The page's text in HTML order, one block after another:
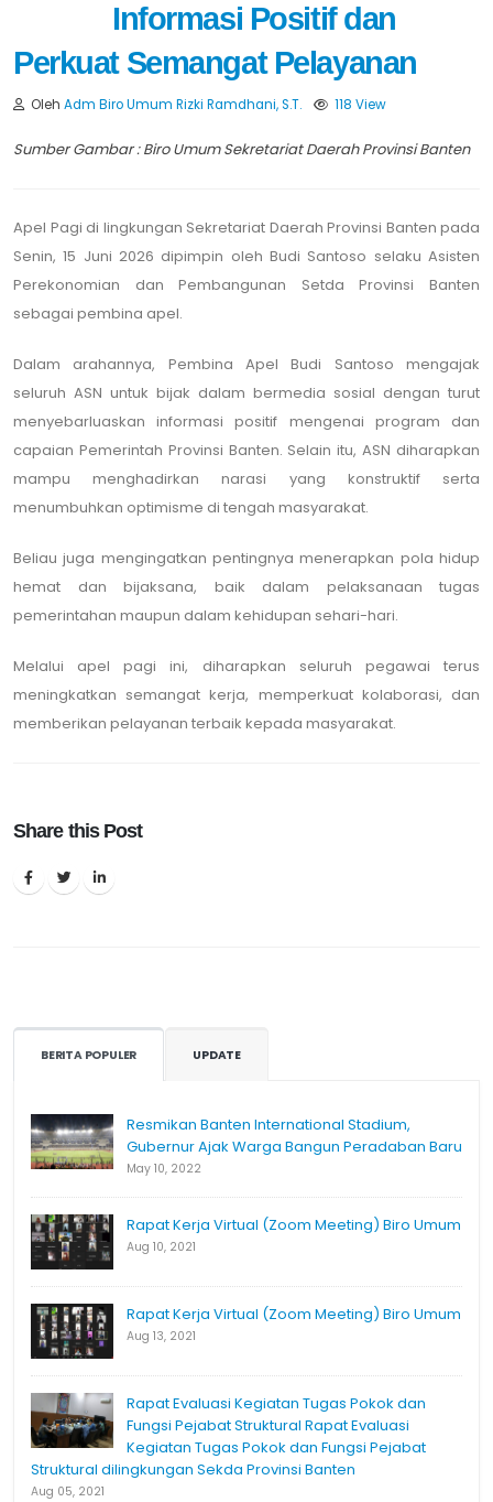
Informasi Positif dan
Perkuat Semangat Pelayanan
Oleh Adm Biro Umum Rizki Ramdhani, S.T. 118 View
Sumber Gambar : Biro Umum Sekretariat Daerah Provinsi Banten
Apel Pagi di lingkungan Sekretariat Daerah Provinsi Banten pada
Senin, 15 Juni 2026 dipimpin oleh Budi Santoso selaku Asisten
Perekonomian dan Pembangunan Setda Provinsi Banten
sebagai pembina apel.
Dalam arahannya, Pembina Apel Budi Santoso mengajak
seluruh ASN untuk bijak dalam bermedia sosial dengan turut
menyebarluaskan informasi positif mengenai program dan
capaian Pemerintah Provinsi Banten. Selain itu, ASN diharapkan
mampu menghadirkan narasi yang konstruktif serta
menumbuhkan optimisme di tengah masyarakat.
Beliau juga mengingatkan pentingnya menerapkan pola hidup
hemat dan bijaksana, baik dalam pelaksanaan tugas
pemerintahan maupun dalam kehidupan sehari-hari.
Melalui apel pagi ini, diharapkan seluruh pegawai terus
meningkatkan semangat kerja, memperkuat kolaborasi, dan
memberikan pelayanan terbaik kepada masyarakat.
Share this Post
BERITA POPULER UPDATE
Resmikan Banten International Stadium,
Gubernur Ajak Warga Bangun Peradaban Baru
May 10, 2022
Rapat Kerja Virtual (Zoom Meeting) Biro Umum
Aug 10, 2021
Rapat Kerja Virtual (Zoom Meeting) Biro Umum
Aug 13, 2021
Rapat Evaluasi Kegiatan Tugas Pokok dan
Fungsi Pejabat Struktural Rapat Evaluasi
Kegiatan Tugas Pokok dan Fungsi Pejabat
Struktural dilingkungan Sekda Provinsi Banten
Aug 05, 2021